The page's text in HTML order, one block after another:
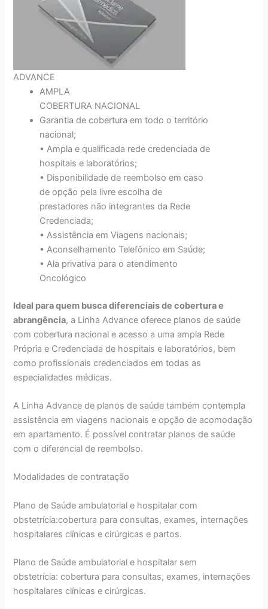
ADVANCE
AMPLA
COBERTURA NACIONAL
Garantia de cobertura em todo o território
nacional;
• Ampla e qualificada rede credenciada de
hospitais e laboratórios;
• Disponibilidade de reembolso em caso
de opção pela livre escolha de
prestadores não integrantes da Rede
Credenciada;
• Assistência em Viagens nacionais;
• Aconselhamento Telefônico em Saúde;
• Ala privativa para o atendimento
Oncológico
Ideal para quem busca diferenciais de cobertura e
abrangência, a Linha Advance oferece planos de saúde
com cobertura nacional e acesso a uma ampla Rede
Própria e Credenciada de hospitais e laboratórios, bem
como profissionais credenciados em todas as
especialidades médicas.
A Linha Advance de planos de saúde também contempla
assistência em viagens nacionais e opção de acomodação
em apartamento. É possível contratar planos de saúde
com o diferencial de reembolso.
Modalidades de contratação
Plano de Saúde ambulatorial e hospitalar com
obstetrícia:cobertura para consultas, exames, internações
hospitalares clínicas e cirúrgicas e partos.
Plano de Saúde ambulatorial e hospitalar sem
obstetrícia: cobertura para consultas, exames, internações
hospitalares clínicas e cirúrgicas.